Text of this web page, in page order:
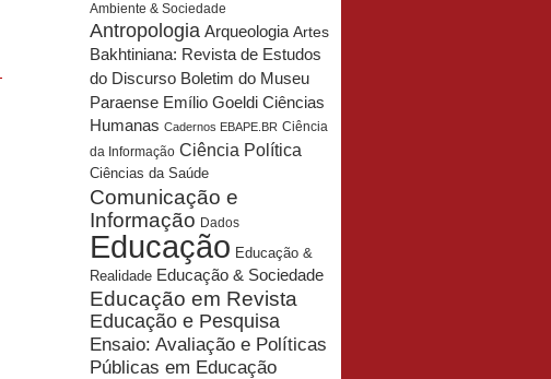
Ambiente & Sociedade
Antropologia Arqueologia Artes
Bakhtiniana: Revista de Estudos
do Discurso Boletim do Museu
Paraense Emílio Goeldi Ciências
Humanas Cadernos EBAPE.BR Ciência
da Informação Ciência Política
Ciências da Saúde
Comunicação e
Informação Dados
Educação Educação &
Realidade Educação & Sociedade
Educação em Revista
Educação e Pesquisa
Ensaio: Avaliação e Políticas
Públicas em Educação